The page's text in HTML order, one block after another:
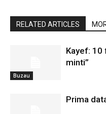
RELATED ARTICLES
Buzau
Kayef: 10
minti”
Prima